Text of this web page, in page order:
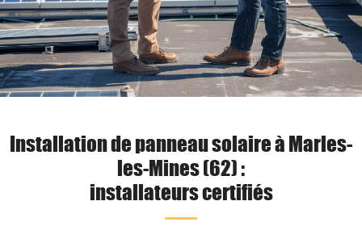
Installation de panneau solaire à Marles-
les-Mines (62) :
installateurs certifiés